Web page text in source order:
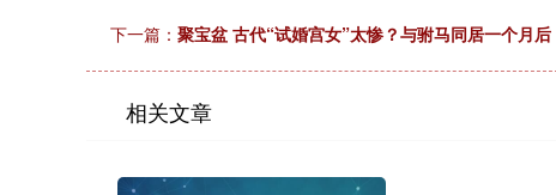
下一篇： 聚宝盆 古代“试婚宫女”太惨？与驸马同居一个月
相关文章